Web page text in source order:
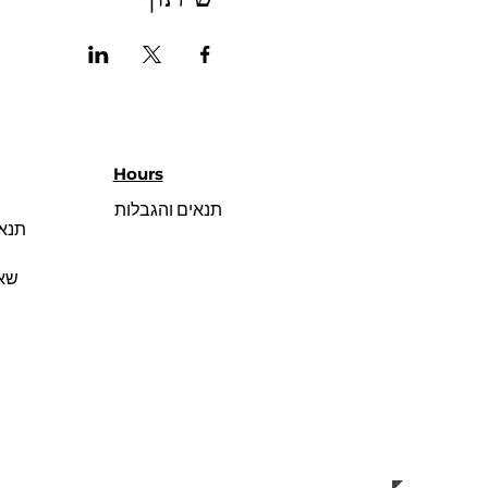
Hours
תנאים והגבלות